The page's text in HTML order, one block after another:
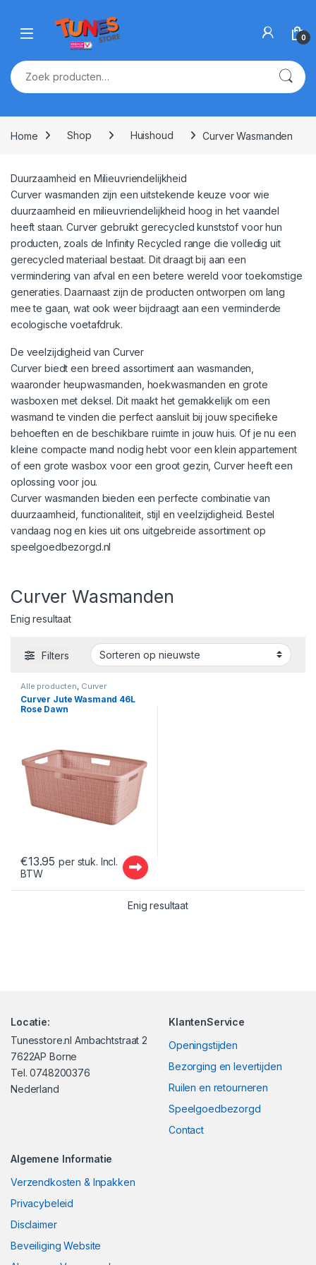
Open 0
Zoeken naar:
Home Shop Huishoud Curver Wasmanden
Duurzaamheid en Milieuvriendelijkheid
Curver wasmanden zijn een uitstekende keuze voor wie
duurzaamheid en milieuvriendelijkheid hoog in het vaandel
heeft staan. Curver gebruikt gerecycled kunststof voor hun
producten, zoals de Infinity Recycled range die volledig uit
gerecycled materiaal bestaat. Dit draagt bij aan een
vermindering van afval en een betere wereld voor toekomstige
generaties. Daarnaast zijn de producten ontworpen om lang
mee te gaan, wat ook weer bijdraagt aan een verminderde
ecologische voetafdruk​.
De veelzijdigheid van Curver
Curver biedt een breed assortiment aan wasmanden,
waaronder heupwasmanden, hoekwasmanden en grote
wasboxen met deksel. Dit maakt het gemakkelijk om een
wasmand te vinden die perfect aansluit bij jouw specifieke
behoeften en de beschikbare ruimte in jouw huis. Of je nu een
kleine compacte mand nodig hebt voor een klein appartement
of een grote wasbox voor een groot gezin, Curver heeft een
oplossing voor jou.
Curver wasmanden bieden een perfecte combinatie van
duurzaamheid, functionaliteit, stijl en veelzijdigheid. Bestel
vandaag nog en kies uit ons uitgebreide assortiment op
speelgoedbezorgd.nl
Curver Wasmanden
Enig resultaat
Filters
Alle producten, Curver
Wasmanden Wasmanden ,
Wassen Drogen Strijken
Curver Jute Wasmand 46L
Rose Dawn
€13.95 per stuk. Incl.
BTW
Enig resultaat
Locatie:
Tunesstore.nl Ambachtstraat 2
7622AP Borne
Tel. 0748200376
Nederland
KlantenService
Openingstijden
Bezorging en levertijden
Ruilen en retourneren
Speelgoedbezorgd
Contact
Algemene Informatie
Verzendkosten & Inpakken
Privacybeleid
Disclaimer
Beveiliging Website